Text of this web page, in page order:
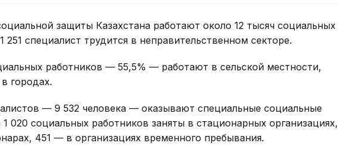
защиты Казахстана работают около 12 тысяч социальных
251 специалист трудится в неправительственном секторе.
работников — 55,5% — работают в сельской местности,
городах.
— 9 532 человека — оказывают специальные социальные
020 социальных работников заняты в стационарных организациях,
451 — в организациях временного пребывания.